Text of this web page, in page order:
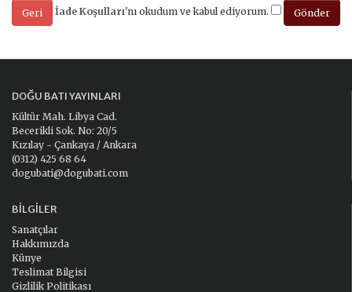
Geri İade Koşulları'nı okudum ve kabul ediyorum.
DOĞU BATI YAYINLARI
Kültür Mah. Libya Cad.
Becerikli Sok. No: 20/5
Kızılay - Çankaya / Ankara
(0312) 425 68 64
dogubati@dogubati.com
BILGILER
Sanatçılar
Hakkımızda
Künye
Teslimat Bilgisi
Gizlilik Politikası